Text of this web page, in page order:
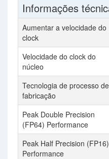
Informações
Aumentar a velocidade do
clock
Velocidade do clock do
núcleo
Tecnologia de processo de
fabricação
Peak Double Precision
(FP64) Performance
Peak Half Precision (FP16)
Performance